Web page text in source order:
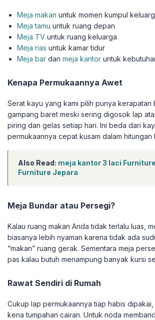
Meja makan untuk momen kumpul
Meja tamu untuk ruang depan
Meja TV untuk ruang keluarga
Meja rias untuk kamar tidur
Meja bar danmeja kantor untuk
Kenapa Permukaannya Awet
Serat kayu yang kami pilih punya kerapatan
gampang baret meski sering digosok lap
piring dan gelas setiap hari. Ini beda dari
permukaannya cepat kusam dalam hitungan
Also Read: meja kantor 3 laci
Furniture Jepara
Meja Bundar atau Persegi?
Kalau ruang makan Anda tidak terlalu luas,
biasanya lebih nyaman karena tidak ada
“makan” ruang gerak. Sementara meja
pas kalau butuh menampung banyak kursi
Rawat Sendiri di Rumah
Cukup lap permukaannya tiap habis dipakai,
kena tumpahan cairan. Untuk noda